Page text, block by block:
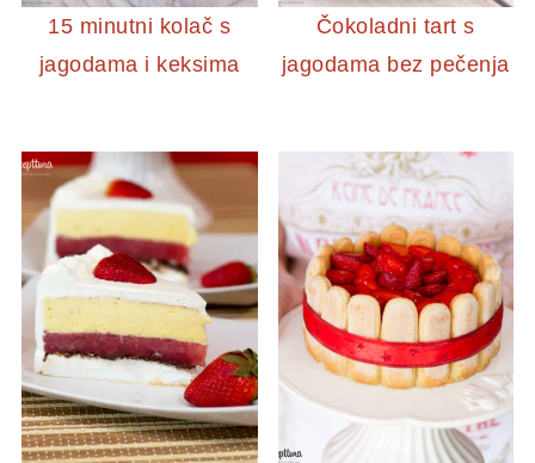
15 minutni kolač s
jagodama i keksima
Čokoladni tart s
jagodama bez pečenja